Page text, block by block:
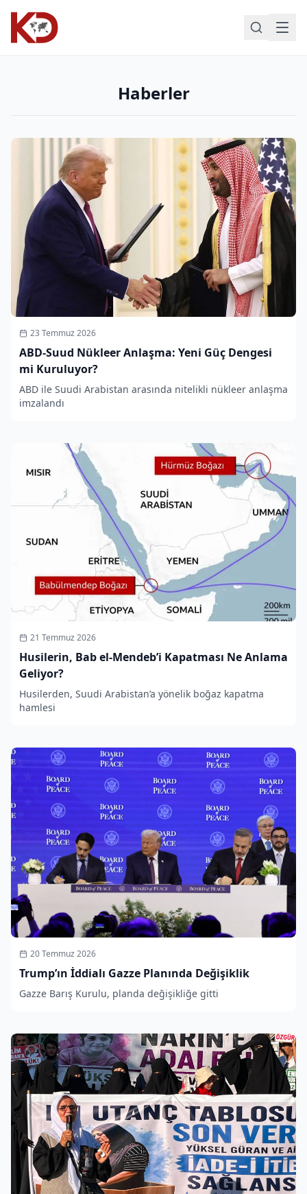
Haberler
23 Temmuz 2026
ABD-Suud Nükleer Anlaşma: Yeni Güç Dengesi
mi Kuruluyor?
ABD ile Suudi Arabistan arasında nitelikli nükleer anlaşma
imzalandı
21 Temmuz 2026
Husilerin, Bab el-Mendeb’i Kapatması Ne Anlama
Geliyor?
Husilerden, Suudi Arabistan’a yönelik boğaz kapatma
hamlesi
20 Temmuz 2026
Trump’ın İddialı Gazze Planında Değişiklik
Gazze Barış Kurulu, planda değişikliğe gitti